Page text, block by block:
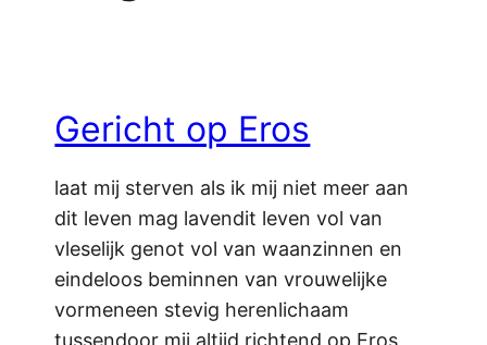
Gericht op Eros
laat mij sterven als ik mij niet meer aan
dit leven mag lavendit leven vol van
vleselijk genot vol van waanzinnen en
eindeloos beminnen van vrouwelijke
vormeneen stevig herenlichaam
tussendoor mij altijd richtend op Eros